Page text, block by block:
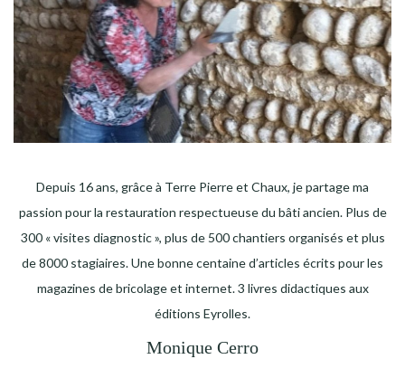
Depuis 16 ans, grâce à Terre Pierre et Chaux, je partage ma
passion pour la restauration respectueuse du bâti ancien. Plus de
300 « visites diagnostic », plus de 500 chantiers organisés et plus
de 8000 stagiaires. Une bonne centaine d’articles écrits pour les
magazines de bricolage et internet. 3 livres didactiques aux
éditions Eyrolles.
Monique Cerro